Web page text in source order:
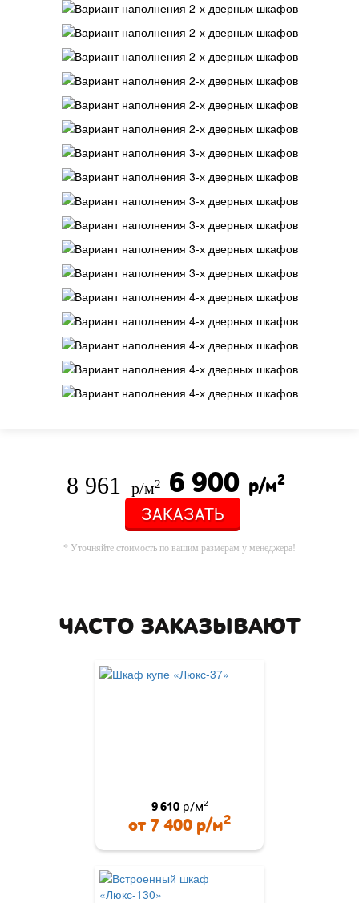
8 961 р/м2 6 900 р/м2
ЗАКАЗАТЬ
* Уточняйте стоимость по вашим размерам у менеджера!
ЧАСТО ЗАКАЗЫВАЮТ
9 610р/м2
от7 400 р/м2